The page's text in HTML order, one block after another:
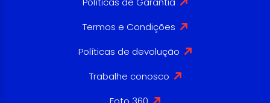
Termos e Condições
Políticas de devolução
Trabalhe conosco